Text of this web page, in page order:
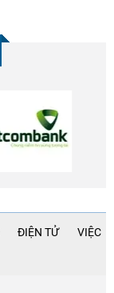
ĐIỆN TỬ VIỆC